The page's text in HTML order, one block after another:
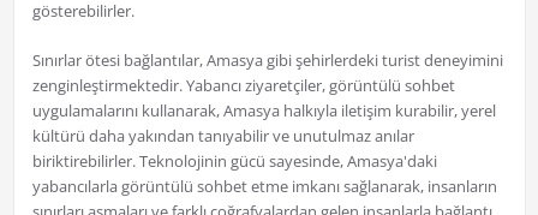
gösterebilirler.
Sınırlar ötesi bağlantılar, Amasya gibi şehirlerdeki turist deneyimini
zenginleştirmektedir. Yabancı ziyaretçiler, görüntülü sohbet
uygulamalarını kullanarak, Amasya halkıyla iletişim kurabilir, yerel
kültürü daha yakından tanıyabilir ve unutulmaz anılar
biriktirebilirler. Teknolojinin gücü sayesinde, Amasya'daki
yabancılarla görüntülü sohbet etme imkanı sağlanarak, insanların